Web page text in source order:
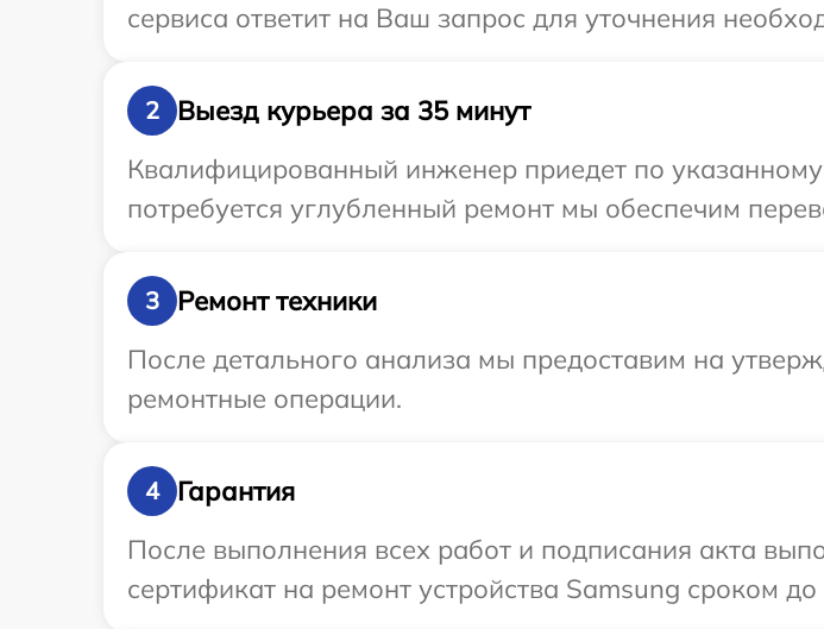
сервиса ответит на Ваш запрос для уточнения
2
Выезд курьера за 35 минут
Квалифицированный инженер приедет по
потребуется углубленный ремонт мы обеспечим
3
Ремонт техники
После детального анализа мы предоставим на
ремонтные операции.
4
Гарантия
После выполнения всех работ и подписания акта
сертификат на ремонт устройства Samsung сроком до